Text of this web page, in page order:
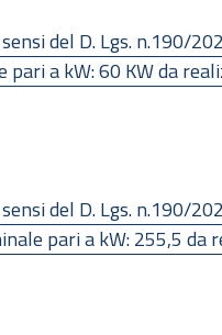
del D. Lgs. n.190/
a kW: 60 KW da
del D. Lgs. n.190/
pari a kW: 255,5 da